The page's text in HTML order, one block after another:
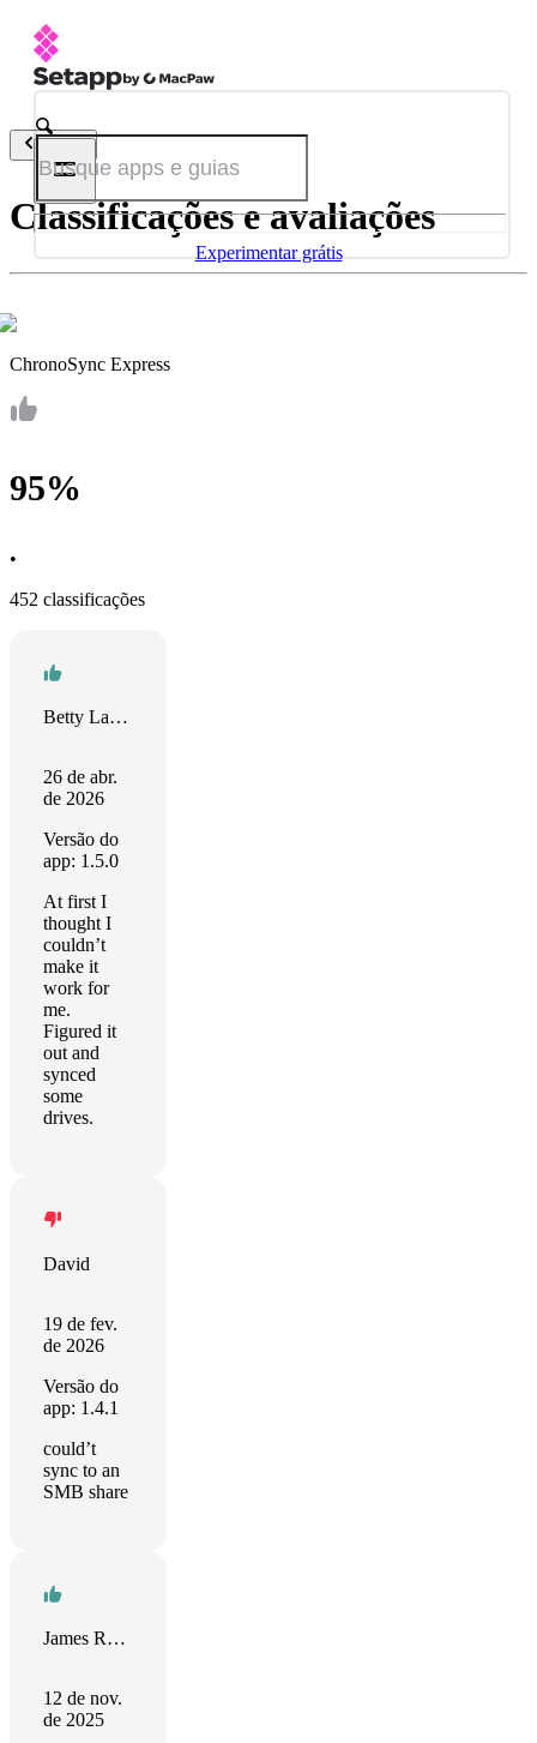
Experimentar grátis
Voltar
Classificações e avaliações
ChronoSync Express
95%
•
452 classificações
Betty Larsen
26 de abr.
de 2026
Versão do
app: 1.5.0
At first I
thought I
couldn’t
make it
work for
me.
Figured it
out and
synced
some
drives.
David
19 de fev.
de 2026
Versão do
app: 1.4.1
could’t
sync to an
SMB share
James Rodriguez
12 de nov.
de 2025